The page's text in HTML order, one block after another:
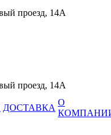
проезд, 14А
проезд, 14А
ДОСТАВКА
О